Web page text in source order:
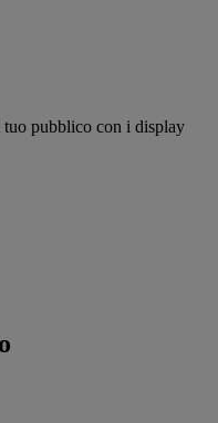
pubblico con i display